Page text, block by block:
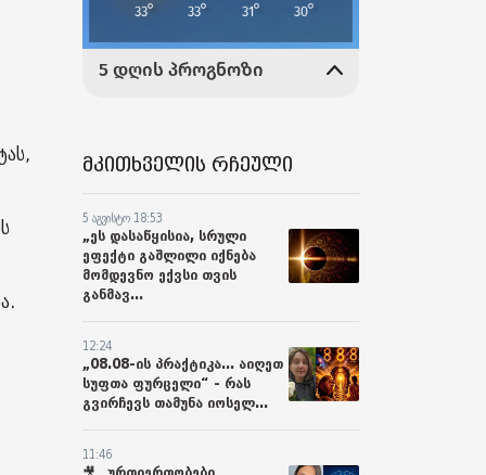
მკითხველის რჩეული
5 აგვისტო 18:53
„ეს დასაწყისია, სრული
ეფექტი გაშლილი იქნება
მომდევნო ექვსი თვის
განმავ...
12:24
„08.08-ის პრაქტიკა... აიღეთ
სუფთა ფურცელი“ - რას
გვირჩევს თამუნა იოსელ...
11:46